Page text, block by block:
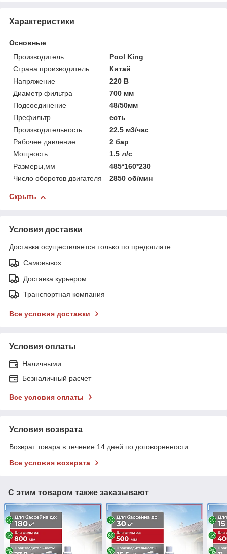
Характеристики
Основные
Производитель
Pool King
Страна производитель
Китай
Напряжение
220 В
Диаметр фильтра
700 мм
Подсоединение
48/50мм
Префильтр
есть
Производительность
22.5 м3/час
Рабочее давление
2 бар
Мощность
1.5 л/с
Размеры,мм
485*160*230
Число оборотов двигателя
2850 об/мин
Скрыть
Условия доставки
Доставка осуществляется только по предоплате.
Самовывоз
Доставка курьером
Транспортная компания
Все условия доставки
Условия оплаты
Наличными
Безналичный расчет
Все условия оплаты
Условия возврата
Возврат товара в течение 14 дней по договоренности
Все условия возврата
С этим товаром также заказывают